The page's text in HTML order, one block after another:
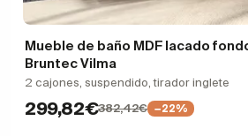
Mueble de baño MDF lacado
Bruntec Vilma
2 cajones, suspendido, tirador inglete
299,82€382,42€ −22%